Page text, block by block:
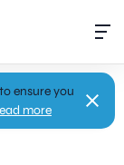
ensure you
more